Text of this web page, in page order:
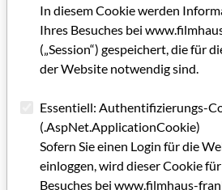
In diesem Cookie werden
Ihres Besuches bei
(„Session“) gespeichert, die für
der Website notwendig sind.
Essentiell: Authentifizierungs-
(.AspNet.ApplicationCookie)
Sofern Sie einen Login für die
einloggen, wird dieser Cookie
Besuches bei www.filmhaus-